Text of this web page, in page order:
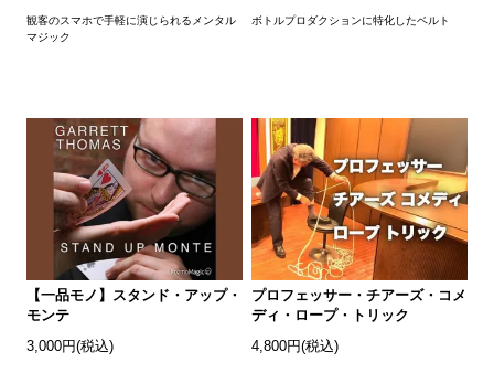
観客のスマホで手軽に演じられるメンタル
マジック
ボトルプロダクションに特化したベルト
【一品モノ】スタンド・アップ・
モンテ
3,000円(税込)
プロフェッサー・チアーズ・コメ
ディ・ロープ・トリック
4,800円(税込)